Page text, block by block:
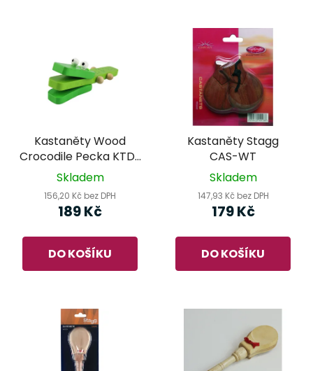
Kastaněty Wood
Crocodile Pecka KTD-
003
Skladem
156,20 Kč bez DPH
189 Kč
DO KOŠÍKU
Kastaněty Stagg
CAS-WT
Skladem
147,93 Kč bez DPH
179 Kč
DO KOŠÍKU